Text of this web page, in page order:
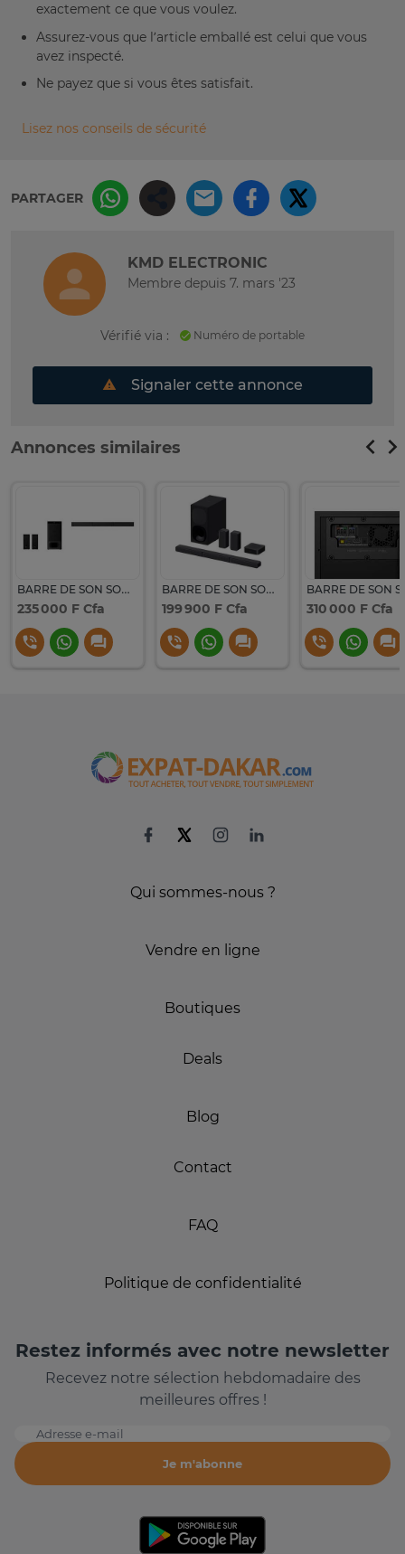
exactement ce que vous voulez.
Assurez-vous que l’article emballé est celui que vous
avez inspecté.
Ne payez que si vous êtes satisfait.
Lisez nos conseils de sécurité
PARTAGER
KMD ELECTRONIC
Membre depuis 7. mars '23
Vérifié via : Numéro de portable
Signaler cette annonce
Annonces similaires
BARRE DE SON SONY HTS500RF
235 000 F Cfa
BARRE DE SON SONY 600W
199 900 F Cfa 310 000 F Cfa
Qui sommes-nous ?
Vendre en ligne
Boutiques
Deals
Blog
Contact
FAQ
Politique de confidentialité
Restez informés avec notre newsletter
Recevez notre sélection hebdomadaire des
meilleures offres !
Adresse e-mail
Je m'abonne